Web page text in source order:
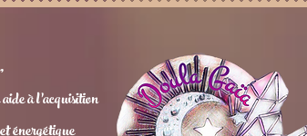
à l’acquisition